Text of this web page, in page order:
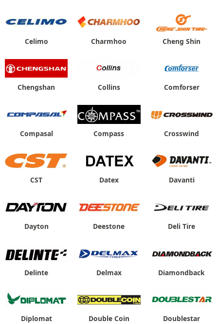
Celimo Charmhoo Cheng Shin
Chengshan Collins Comforser
Compasal Compass Crosswind
CST Datex Davanti
Dayton Deestone Deli Tire
Delinte Delmax Diamondback
Diplomat Double Coin Doublestar